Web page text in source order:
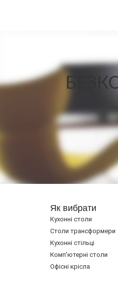
Як вибрати
Кухонні столи
Cтоли трансформери
Кухонні стільці
Комп'ютерні столи
Офісні крісла